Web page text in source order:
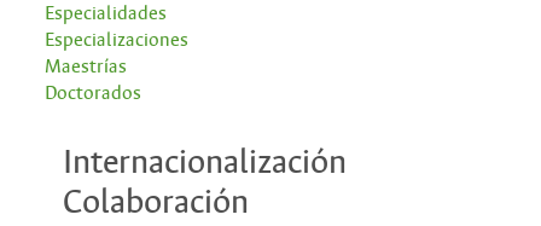
Especialidades
Especializaciones
Maestrías
Doctorados
Internacionalización
Colaboración